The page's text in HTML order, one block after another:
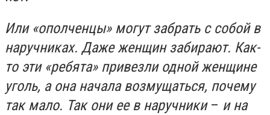
Или «ополченцы» могут забрать с собой в
наручниках. Даже женщин забирают. Как-
то эти «ребята» привезли одной женщине
уголь, а она начала возмущаться, почему
так мало. Так они ее в наручники – и на